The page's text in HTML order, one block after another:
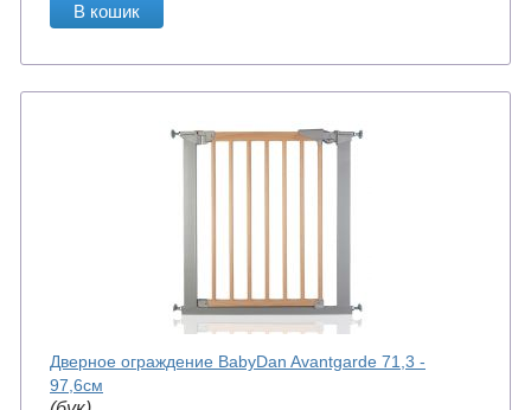
В кошик
Дверное ограждение BabyDan Avantgarde 71,3 -
97,6см